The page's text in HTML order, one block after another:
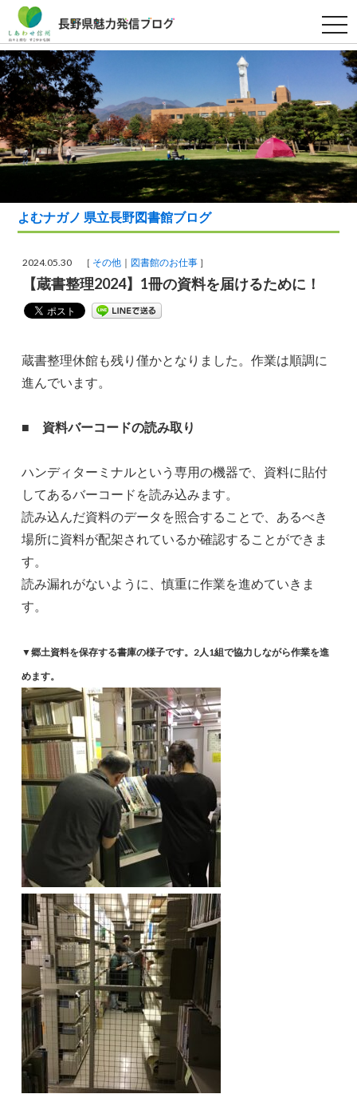
t
o
g
a
v
i
g
a
t
i
o
n
よむナガノ 県立長野図書館ブログ
2024.05.30 ［ その他 図書館のお仕事 ］
【蔵書整理2024】1冊の資料を届けるために！
蔵書整理休館も残り僅かとなりました。作業は順調に
進んでいます。
■ 資料バーコードの読み取り
ハンディターミナルという専用の機器で、資料に貼付
してあるバーコードを読み込みます。
読み込んだ資料のデータを照合することで、あるべき
場所に資料が配架されているか確認することができま
す。
読み漏れがないように、慎重に作業を進めていきま
す。
▼郷土資料を保存する書庫の様子です。2人1組で協力しながら作業を進
めます。